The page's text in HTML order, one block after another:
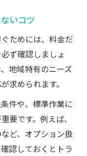
の魅力
見分け方
とは
ビスの選び方
ビス比較表
ーニングの選定
目の清掃サービ
いコツ
ためには、料金だ
ず確認しましょ
地域特有のニーズ
求められます。
件や、標準作業に
要です。例えば、
ど、オプション扱
認しておくとトラ